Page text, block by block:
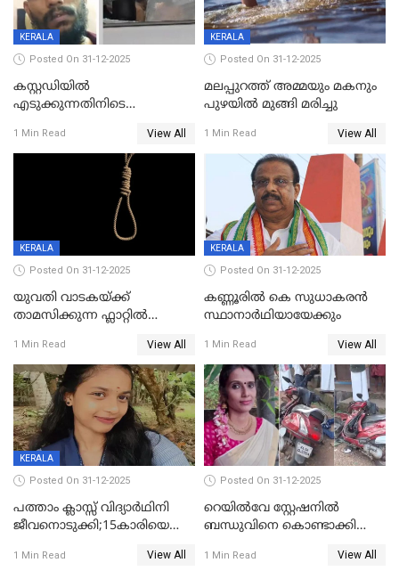
KERALA
Posted On 31-12-2025
കസ്റ്റഡിയിൽ
എടുക്കുന്നതിനിടെ
വധശ്രമക്കേസ് പ്രതി പിടിയിൽ
1 Min Read View All
KERALA
Posted On 31-12-2025
മലപ്പുറത്ത് അമ്മയും മകനും
പുഴയിൽ മുങ്ങി മരിച്ചു
1 Min Read View All
KERALA
Posted On 31-12-2025
യുവതി വാടകയ്ക്ക്
താമസിക്കുന്ന ഫ്ലാറ്റില്‍
സംഭവം കൈതപ്പൊയിലില്‍
1 Min Read View All
KERALA
Posted On 31-12-2025
കണ്ണൂരിൽ കെ സുധാകരൻ
സ്ഥാനാർഥിയായേക്കും
1 Min Read View All
KERALA
Posted On 31-12-2025
പത്താം ക്ലാസ്സ് വിദ്യാര്‍ഥിനി
ജീവനൊടുക്കി;15കാരിയെ
കിടപ്പുമുറിയില്‍ തൂങ്ങി മരിച്ച
1 Min Read View All
Posted On 31-12-2025
റെയിൽവേ സ്റ്റേഷനിൽ
ബന്ധുവിനെ കൊണ്ടാക്കി
ലോറി സ്കൂട്ടറിൽ ഇടിച്ചു :
1 Min Read View All